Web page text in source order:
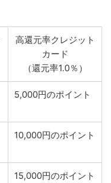
高還元率クレジット
カード
（還元率1.0％）
5,000円のポイント
10,000円のポイント
15,000円のポイント